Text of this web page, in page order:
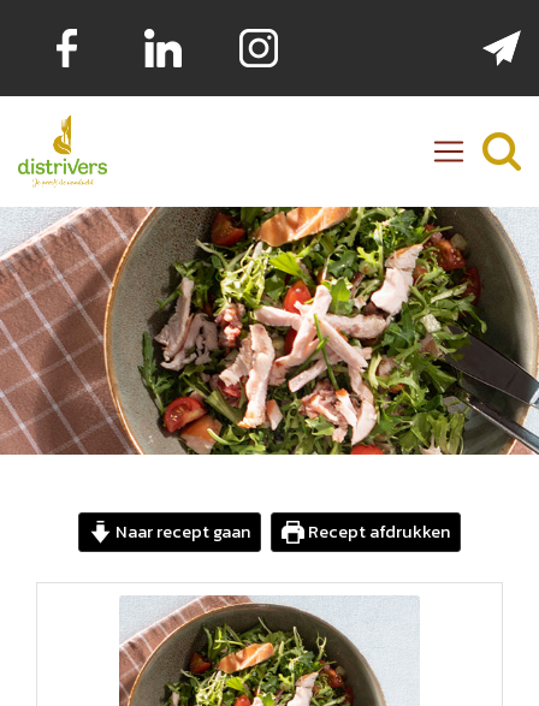
Distrivers
Naar recept gaan Recept afdrukken